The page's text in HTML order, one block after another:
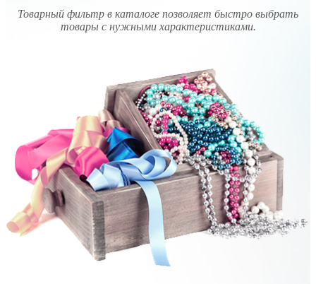
Товарный фильтр в каталоге позволяет быстро выбрать
товары с нужными характеристиками.